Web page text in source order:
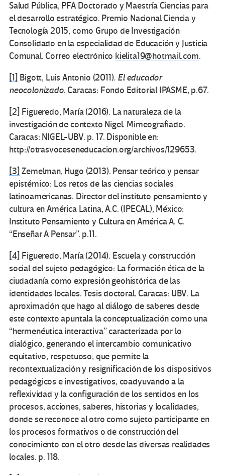
Salud Pública, PFA Doctorado y Maestría Ciencias para
el desarrollo estratégico. Premio Nacional Ciencia y
Tecnología 2015, como Grupo de Investigación
Consolidado en la especialidad de Educación y Justicia
Comunal. Correo electrónico kielita19@hotmail.com.
[1] Bigott, Luis Antonio (2011). El educador
neocolonizado. Caracas: Fondo Editorial IPASME, p.67.
[2] Figueredo, María (2016). La naturaleza de la
investigación de contexto Nigel. Mimeografiado.
Caracas: NIGEL-UBV. p. 17. Disponible en:
http://otrasvoceseneducacion.org/archivos/129653.
[3] Zemelman, Hugo (2013). Pensar teórico y pensar
epistémico: Los retos de las ciencias sociales
latinoamericanas. Director del instituto pensamiento y
cultura en América Latina, A.C. (IPECAL), México:
Instituto Pensamiento y Cultura en América A. C.
“Enseñar A Pensar”. p.11.
[4] Figueredo, María (2014). Escuela y construcción
social del sujeto pedagógico: La formación ética de la
ciudadanía como expresión geohistórica de las
identidades locales. Tesis doctoral. Caracas: UBV. La
aproximación que hago al diálogo de saberes desde
este contexto apuntala la conceptualización como una
“hermenéutica interactiva” caracterizada por lo
dialógico, generando el intercambio comunicativo
equitativo, respetuoso, que permite la
recontextualización y resignificación de los dispositivos
pedagógicos e investigativos, coadyuvando a la
reflexividad y la configuración de los sentidos en los
procesos, acciones, saberes, historias y localidades,
donde se reconoce al otro como sujeto participante en
los procesos formativos o de construcción del
conocimiento con el otro desde las diversas realidades
locales. p. 118.